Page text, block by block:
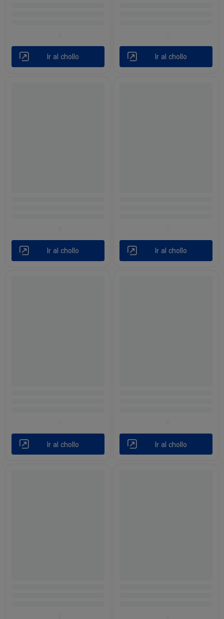
Ir al chollo Ir al chollo
Ir al chollo Ir al chollo
Ir al chollo Ir al chollo